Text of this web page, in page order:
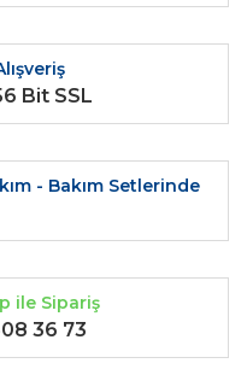
olmalı.
Bit SSL
- Bakım Setlerinde
ile Sipariş
36 73